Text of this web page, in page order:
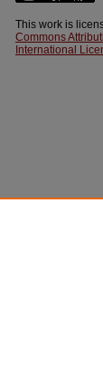
This work is
Commons
International